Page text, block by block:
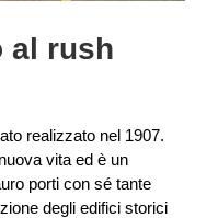
al rush
realizzato nel 1907.
vita ed è un
porti con sé tante
degli edifici storici